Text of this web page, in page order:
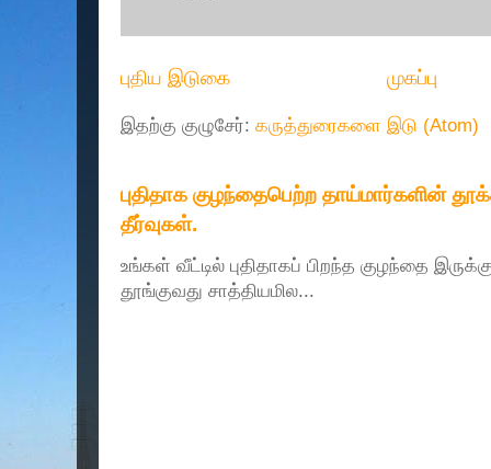
புதிய இடுகை முகப்பு
இதற்கு குழுசேர்: கருத்துரைகளை இடு (Atom)
புதிதாக குழந்தைபெற்ற தாய்மார்களின்
தீர்வுகள்.
உங்கள் வீட்டில் புதிதாகப் பிறந்த குழந்தை
தூங்குவது சாத்தியமில...